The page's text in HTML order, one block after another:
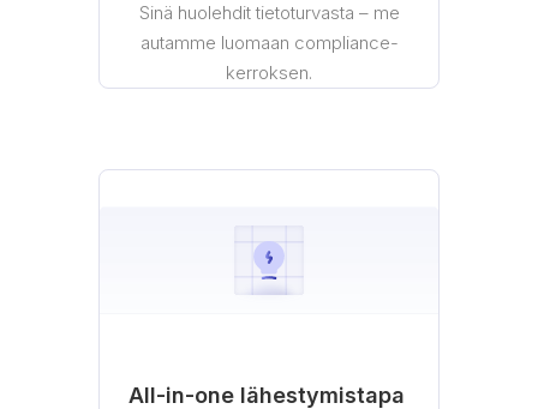
Sinä huolehdit tietoturvasta – me
autamme luomaan compliance-
kerroksen.
All-in-one lähestymistapa